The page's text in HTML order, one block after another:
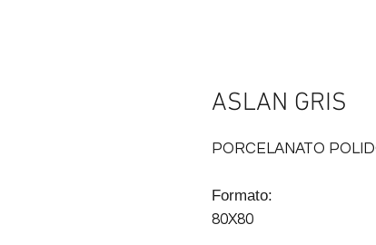
ASLAN GRIS
PORCELANATO
Formato:
80X80